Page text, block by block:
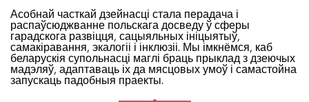
Асобнай часткай дзейнасці стала перадача і
распаўсюджванне польскага досведу ў сферы
гарадскога развіцця, сацыяльных ініцыятыў,
самакіравання, экалогіі і інклюзіі. Мы імкнёмся, каб
беларускія супольнасці маглі браць прыклад з дзеючых
мадэляў, адаптаваць іх да мясцовых умоў і самастойна
запускаць падобныя праекты.